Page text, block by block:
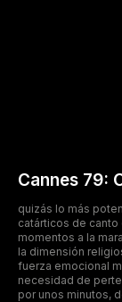
Cannes 79:
quizás lo más
catárticos de
momentos a la
la dimensión
fuerza emocional
necesidad de
por unos minutos,